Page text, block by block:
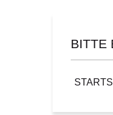
BITTE